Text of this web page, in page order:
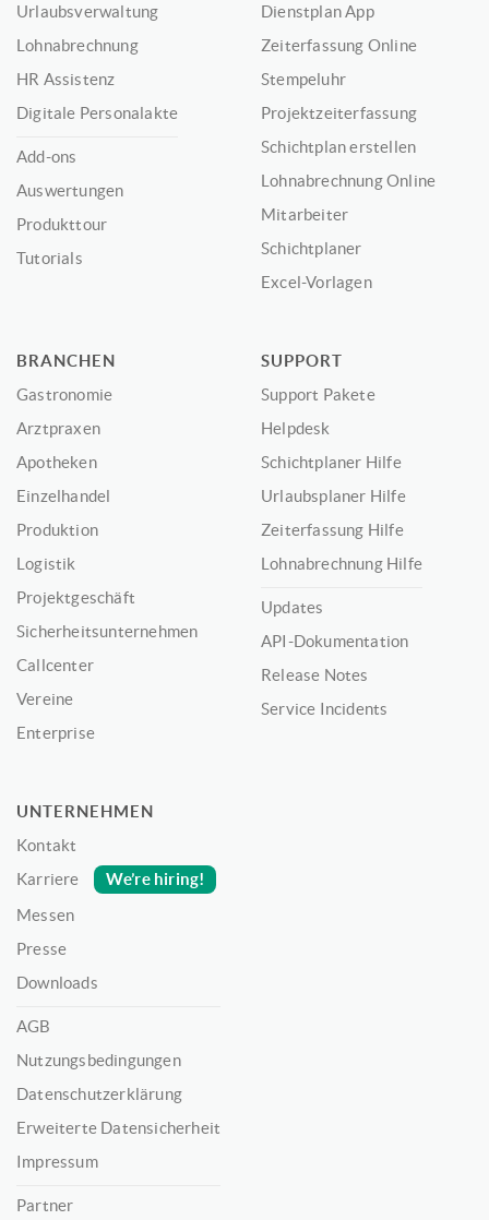
Urlaubsverwaltung
Lohnabrechnung
HR Assistenz
Digitale Personalakte
Add-ons
Auswertungen
Produkttour
Tutorials
Dienstplan App
Zeiterfassung Online
Stempeluhr
Projektzeiterfassung
Schichtplan erstellen
Lohnabrechnung Online
Mitarbeiter
Schichtplaner
Excel-Vorlagen
BRANCHEN
Gastronomie
Arztpraxen
Apotheken
Einzelhandel
Produktion
Logistik
Projektgeschäft
Sicherheitsunternehmen
Callcenter
Vereine
Enterprise
SUPPORT
Support Pakete
Helpdesk
Schichtplaner Hilfe
Urlaubsplaner Hilfe
Zeiterfassung Hilfe
Lohnabrechnung Hilfe
Updates
API-Dokumentation
Release Notes
Service Incidents
UNTERNEHMEN
Kontakt
Karriere
We’re hiring!
Messen
Presse
Downloads
AGB
Nutzungsbedingungen
Datenschutzerklärung
Erweiterte Datensicherheit
Impressum
Partner